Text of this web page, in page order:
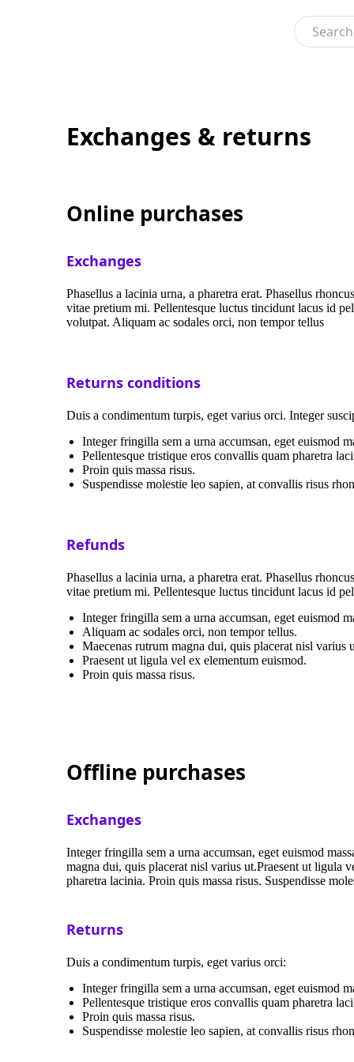
Exchanges & returns
Online purchases
Exchanges
Phasellus a lacinia urna, a pharetra erat. Phasellus
vitae pretium mi. Pellentesque luctus tincidunt lacus id
volutpat. Aliquam ac sodales orci, non tempor tellus
Returns conditions
Duis a condimentum turpis, eget varius orci. Integer
Integer fringilla sem a urna accumsan, eget euismod
Pellentesque tristique eros convallis quam pharetra
Proin quis massa risus.
Suspendisse molestie leo sapien, at convallis risus
Refunds
Phasellus a lacinia urna, a pharetra erat. Phasellus
vitae pretium mi. Pellentesque luctus tincidunt lacus id
Integer fringilla sem a urna accumsan, eget euismod
Aliquam ac sodales orci, non tempor tellus.
Maecenas rutrum magna dui, quis placerat nisl varius
Praesent ut ligula vel ex elementum euismod.
Proin quis massa risus.
Offline purchases
Exchanges
Integer fringilla sem a urna accumsan, eget euismod
magna dui, quis placerat nisl varius ut.Praesent ut ligula
pharetra lacinia. Proin quis massa risus. Suspendisse
Returns
Duis a condimentum turpis, eget varius orci:
Integer fringilla sem a urna accumsan, eget euismod
Pellentesque tristique eros convallis quam pharetra
Proin quis massa risus.
Suspendisse molestie leo sapien, at convallis risus